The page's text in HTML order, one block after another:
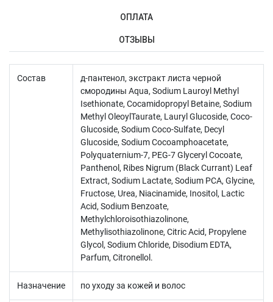
ОПЛАТА
ОТЗЫВЫ
Состав
д-пантенол, экстракт листа черной
смородины Aqua, Sodium Lauroyl Methyl
Isethionate, Cocamidopropyl Betaine, Sodium
Methyl OleoylTaurate, Lauryl Glucoside, Coco-
Glucoside, Sodium Coco-Sulfate, Decyl
Glucoside, Sodium Cocoamphoacetate,
Polyquaternium-7, PEG-7 Glyceryl Cocoate,
Panthenol, Ribes Nigrum (Black Currant) Leaf
Extract, Sodium Lactate, Sodium PCA, Glycine,
Fructose, Urea, Niacinamide, Inositol, Lactic
Acid, Sodium Benzoate,
Methylchloroisothiazolinone,
Methylisothiazolinone, Citric Acid, Propylene
Glycol, Sodium Chloride, Disodium EDTA,
Parfum, Citronellol.
Назначение по уходу за кожей и волос